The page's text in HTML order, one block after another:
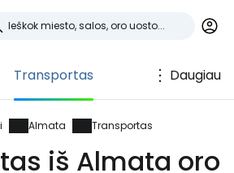
Transportas Daugiau
Almata Transportas
iš Almata oro
prie
bendruomenė